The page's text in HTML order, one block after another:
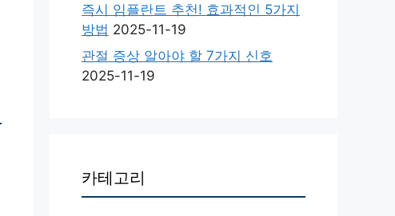
즉시 임플란트 추천! 효과적인 5가지
방법 2025-11-19
관절 증상 알아야 할 7가지 신호
2025-11-19
카테고리